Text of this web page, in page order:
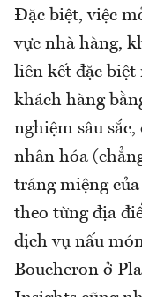
Đặc biệt, việc
vực nhà hàng,
liên kết đặc biệt
khách hàng
nghiệm sâu
nhân hóa
tráng miệng
theo từng địa
dịch vụ nấu
Boucheron ở